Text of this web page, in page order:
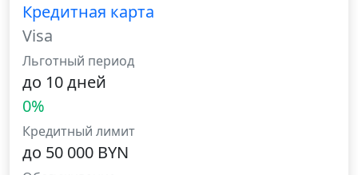
Кредитная карта
Visa
Льготный период
до 10 дней
0%
Кредитный лимит
до 50 000 BYN